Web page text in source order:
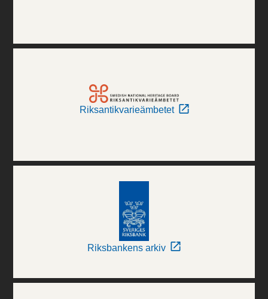
Riksantikvarieämbetet
Riksbankens arkiv